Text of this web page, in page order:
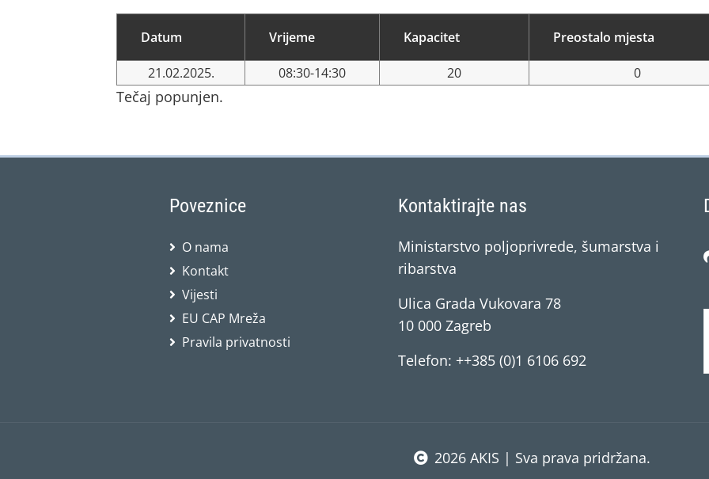
Datum Vrijeme Kapacitet Preostalo mjesta
21.02.2025. 08:30-14:30 20 0
Tečaj popunjen.
Poveznice
O nama
Kontakt
Vijesti
EU CAP Mreža
Pravila privatnosti
Kontaktirajte nas
Ministarstvo poljoprivrede, šumarstva i
ribarstva
Ulica Grada Vukovara 78
10 000 Zagreb
Telefon: ++385 (0)1 6106 692
2026 AKIS | Sva prava pridržana.